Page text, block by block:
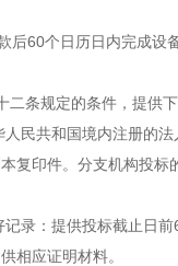
后60个日历日内完成设
条规定的条件，提供下
民共和国境内注册的
复印件。分支机构投
录：提供投标截止日前
相应证明材料。